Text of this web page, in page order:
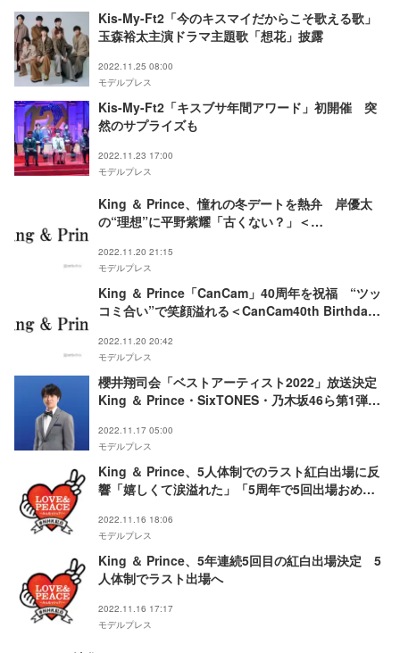
Kis-My-Ft2「今のキスマイだからこそ歌える歌」
玉森裕太主演ドラマ主題歌「想花」披露
2022.11.25 08:00
モデルプレス
Kis-My-Ft2「キスブサ年間アワード」初開催 突
然のサプライズも
2022.11.23 17:00
モデルプレス
King ＆ Prince、憧れの冬デートを熱弁 岸優太
の“理想”に平野紫耀「古くない？」＜
2022.11.20 21:15
モデルプレス
King ＆ Prince「CanCam」40周年を祝福 “ツッ
コミ合い”で笑顔溢れる＜CanCam40th Birthday
2022.11.20 20:42
モデルプレス
櫻井翔司会「ベストアーティスト2022」放送決定
King ＆ Prince・SixTONES・乃木坂46ら第1弾出
2022.11.17 05:00
モデルプレス
King ＆ Prince、5人体制でのラスト紅白出場に反
響「嬉しくて涙溢れた」「5周年で5回出場おめで
2022.11.16 18:06
モデルプレス
King ＆ Prince、5年連続5回目の紅白出場決定 5
人体制でラスト出場へ
2022.11.16 17:17
モデルプレス